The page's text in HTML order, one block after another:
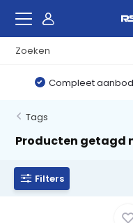
Compleet aanbod
Tags
Producten getagd
Filters